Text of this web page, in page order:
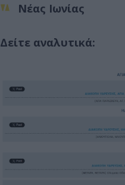
Νέας Ιωνίας
Δείτε αναλυτικά: